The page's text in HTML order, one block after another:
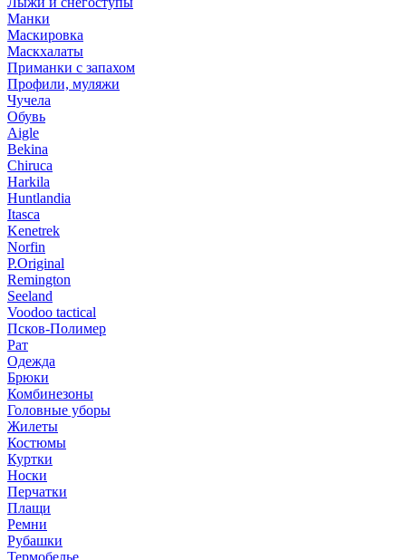
Манки
Маскировка
Маскхалаты
Приманки с запахом
Профили, муляжи
Чучела
Обувь
Aigle
Bekina
Chiruсa
Harkila
Huntlandia
Itasca
Kenetrek
Norfin
P.Original
Remington
Seeland
Voodoo tactical
Псков-Полимер
Рат
Одежда
Брюки
Комбинезоны
Головные уборы
Жилеты
Костюмы
Куртки
Носки
Перчатки
Плащи
Ремни
Рубашки
Термобелье